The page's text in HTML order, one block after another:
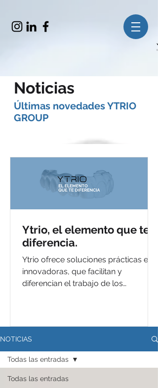
Noticias
​Últimas novedades YTRIO
GROUP
Ytrio, el elemento que te
diferencia.
Ytrio ofrece soluciones prácticas e
innovadoras, que facilitan y
diferencian el trabajo de los
NOTICIAS
Todas las entradas
Todas las entradas